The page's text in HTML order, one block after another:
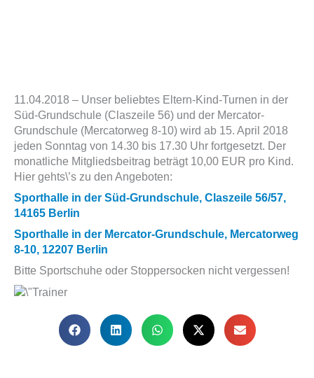
11.04.2018 – Unser beliebtes Eltern-Kind-Turnen in der
Süd-Grundschule (Claszeile 56) und der Mercator-
Grundschule (Mercatorweg 8-10) wird ab 15. April 2018
jeden Sonntag von 14.30 bis 17.30 Uhr fortgesetzt. Der
monatliche Mitgliedsbeitrag beträgt 10,00 EUR pro Kind.
Hier gehts\’s zu den Angeboten:
Sporthalle in der Süd-Grundschule, Claszeile 56/57,
14165 Berlin
Sporthalle in der Mercator-Grundschule, Mercatorweg
8-10, 12207 Berlin
Bitte Sportschuhe oder Stoppersocken nicht vergessen!